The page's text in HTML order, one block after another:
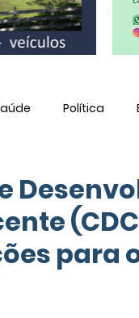
Política
para